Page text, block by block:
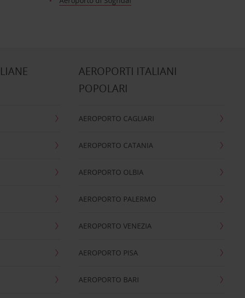
AEROPORTI ITALIANI
POPOLARI
AEROPORTO CAGLIARI
AEROPORTO CATANIA
AEROPORTO OLBIA
AEROPORTO PALERMO
AEROPORTO VENEZIA
AEROPORTO PISA
AEROPORTO BARI